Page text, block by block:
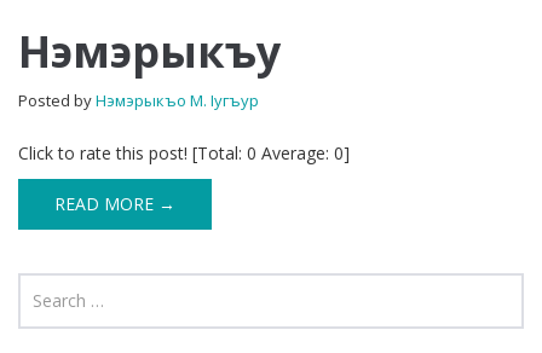
Нэмэрыкъу
Posted byНэмэрыкъо М. Iугъур
Click to rate this post! [Total: 0 Average: 0]
READ MORE →